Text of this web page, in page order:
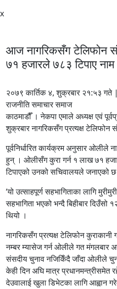
x
आज नागरिकसँग टेलिफोन
७१ हजारले ७८३ टिपाए नाम
२०७९ कार्तिक ४, शुक्रबार २१:५३
राजनीति समाचार समाज
काठमाडौँ । नेकपा एमाले अध्यक्ष एवं
शुक्रबार नागरिकसँग प्रत्यक्ष टेलिफोन
पूर्वनिर्धारित कार्यक्रम अनुसार ओलीले
हुन् । ओलीसँग कुरा गर्न १ लाख ७१
टिपाएको उनको सचिवालयले जनाएको
‘यो उत्साहपूर्ण सहभागिताका लागि
सहभागिता भएको भन्दै बिहीबार दिउँसो
थियो ।
नागरिकसँग प्रत्यक्ष टेलिफोन
नम्बर म्यासेज गर्न ओलीले गत मंगलबार
संसदीय चुनाव नजिकिँदै जाँदा ओलीले
केही दिन अघि मात्र प्रधानमन्त्रीसमेत
देउवालाई खुला डिभेटका लागि आह्वान